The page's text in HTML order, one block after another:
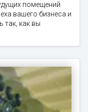
помещений
вашего бизнеса и
так, как вы